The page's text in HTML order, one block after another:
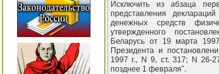
Исключить из абзаца
представления
денежных средств
утвержденного
Беларусь от 19 марта
Президента и
1997 г., N 9, ст. 317; N 26-
позднее 1 февраля".